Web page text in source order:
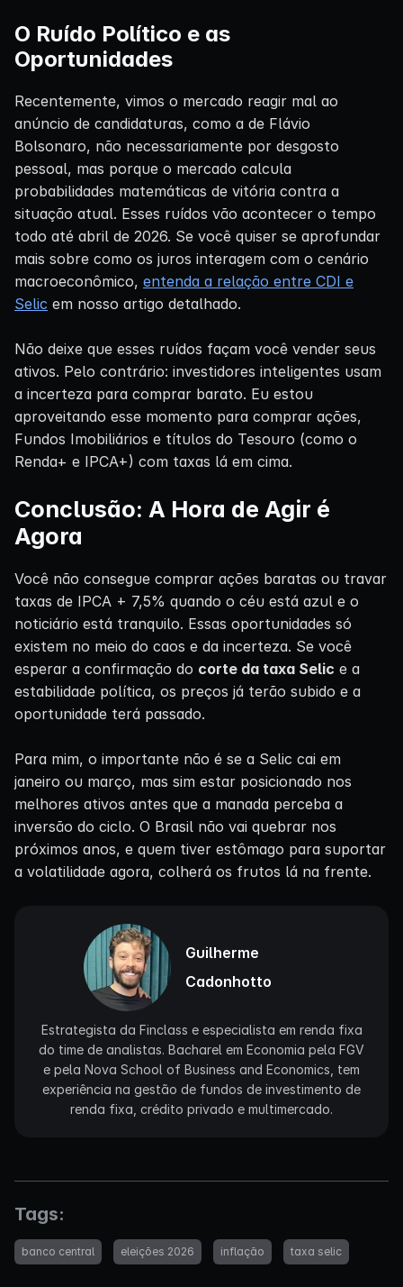
O Ruído Político e as
Oportunidades
Recentemente, vimos o mercado reagir mal ao
anúncio de candidaturas, como a de Flávio
Bolsonaro, não necessariamente por desgosto
pessoal, mas porque o mercado calcula
probabilidades matemáticas de vitória contra a
situação atual. Esses ruídos vão acontecer o tempo
todo até abril de 2026. Se você quiser se aprofundar
mais sobre como os juros interagem com o cenário
macroeconômico, entenda a relação entre CDI e
Selic em nosso artigo detalhado.
Não deixe que esses ruídos façam você vender seus
ativos. Pelo contrário: investidores inteligentes usam
a incerteza para comprar barato. Eu estou
aproveitando esse momento para comprar ações,
Fundos Imobiliários e títulos do Tesouro (como o
Renda+ e IPCA+) com taxas lá em cima.
Conclusão: A Hora de Agir é
Agora
Você não consegue comprar ações baratas ou travar
taxas de IPCA + 7,5% quando o céu está azul e o
noticiário está tranquilo. Essas oportunidades só
existem no meio do caos e da incerteza. Se você
esperar a confirmação do corte da taxa Selic e a
estabilidade política, os preços já terão subido e a
oportunidade terá passado.
Para mim, o importante não é se a Selic cai em
janeiro ou março, mas sim estar posicionado nos
melhores ativos antes que a manada perceba a
inversão do ciclo. O Brasil não vai quebrar nos
próximos anos, e quem tiver estômago para suportar
a volatilidade agora, colherá os frutos lá na frente.
Guilherme
Cadonhotto
Estrategista da Finclass e especialista em renda fixa
do time de analistas. Bacharel em Economia pela FGV
e pela Nova School of Business and Economics, tem
experiência na gestão de fundos de investimento de
renda fixa, crédito privado e multimercado.
Tags:
banco central eleições 2026 inflação taxa selic